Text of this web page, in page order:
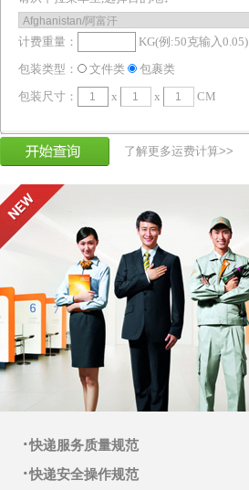
计费重量：
KG(例:50克输入0.05)
包装类型：
文件类
包裹类
包装尺寸：
x x CM
了解更多运费计算>>
·快递服务质量规范
·快递安全操作规范